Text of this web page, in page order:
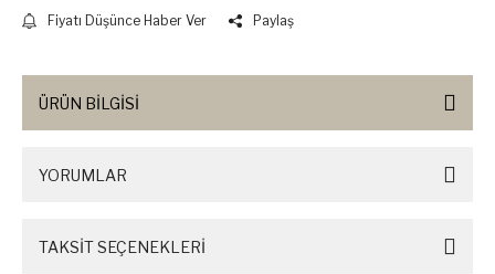
Fiyatı Düşünce Haber Ver Paylaş
ÜRÜN BİLGİSİ
YORUMLAR
TAKSİT SEÇENEKLERİ